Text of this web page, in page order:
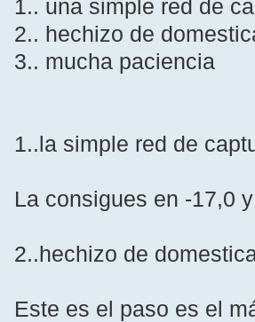
1.. una simple red de
2.. hechizo de
3.. mucha paciencia
1..la simple red de
La consigues en -17,0
2..hechizo de
Este es el paso es el